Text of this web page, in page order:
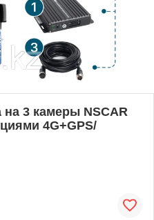
на 3 камеры NSCAR
4G+GPS/